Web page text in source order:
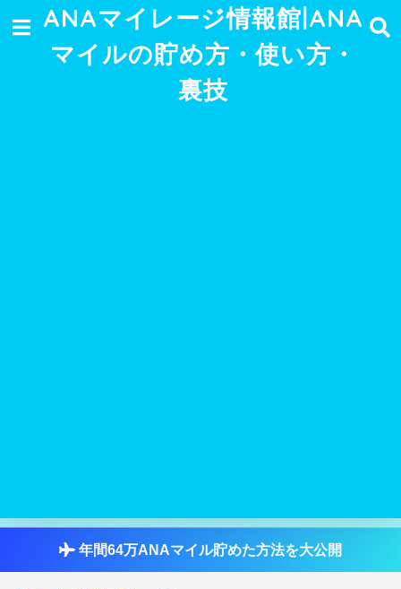
ANAマイレージ情報館|ANA
マイルの貯め方・使い方・
裏技
年間64万ANAマイル貯めた方法を大公開